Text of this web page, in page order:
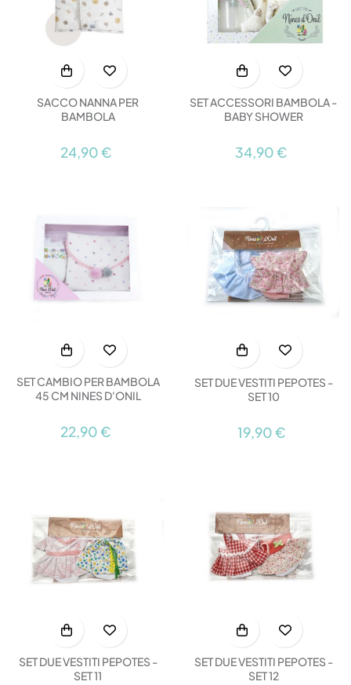
SACCO NANNA PER
BAMBOLA
24,90 €
SET ACCESSORI BAMBOLA -
BABY SHOWER
34,90 €
SET CAMBIO PER BAMBOLA
45 CM NINES D'ONIL
22,90 €
SET DUE VESTITI PEPOTES -
SET 10
19,90 €
SET DUE VESTITI PEPOTES -
SET 11
SET DUE VESTITI PEPOTES -
SET 12